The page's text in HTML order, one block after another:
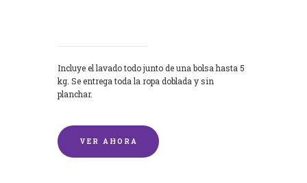
Incluye el lavado todo junto de una bolsa hasta 5
kg. Se entrega toda la ropa doblada y sin
planchar.
VER AHORA